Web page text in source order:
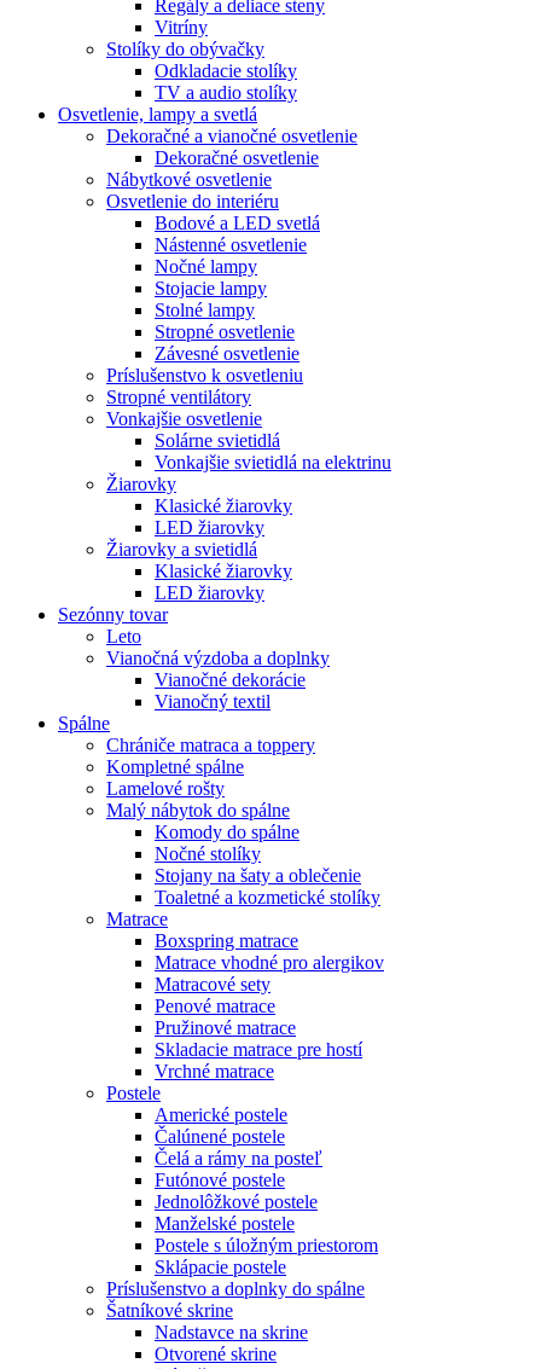
Regály a deliace steny
Vitríny
Stolíky do obývačky
Odkladacie stolíky
TV a audio stolíky
Osvetlenie, lampy a svetlá
Dekoračné a vianočné osvetlenie
Dekoračné osvetlenie
Nábytkové osvetlenie
Osvetlenie do interiéru
Bodové a LED svetlá
Nástenné osvetlenie
Nočné lampy
Stojacie lampy
Stolné lampy
Stropné osvetlenie
Závesné osvetlenie
Príslušenstvo k osvetleniu
Stropné ventilátory
Vonkajšie osvetlenie
Solárne svietidlá
Vonkajšie svietidlá na elektrinu
Žiarovky
Klasické žiarovky
LED žiarovky
Žiarovky a svietidlá
Klasické žiarovky
LED žiarovky
Sezónny tovar
Leto
Vianočná výzdoba a doplnky
Vianočné dekorácie
Vianočný textil
Spálne
Chrániče matraca a toppery
Kompletné spálne
Lamelové rošty
Malý nábytok do spálne
Komody do spálne
Nočné stolíky
Stojany na šaty a oblečenie
Toaletné a kozmetické stolíky
Matrace
Boxspring matrace
Matrace vhodné pro alergikov
Matracové sety
Penové matrace
Pružinové matrace
Skladacie matrace pre hostí
Vrchné matrace
Postele
Americké postele
Čalúnené postele
Čelá a rámy na posteľ
Futónové postele
Jednolôžkové postele
Manželské postele
Postele s úložným priestorom
Sklápacie postele
Príslušenstvo a doplnky do spálne
Šatníkové skrine
Nadstavce na skrine
Otvorené skrine